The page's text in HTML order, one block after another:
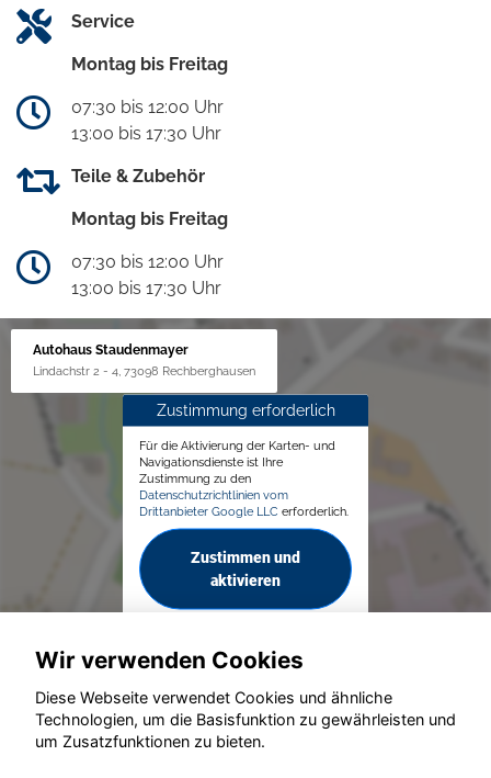
Service
Montag bis Freitag
07:30 bis 12:00 Uhr
13:00 bis 17:30 Uhr
Teile & Zubehör
Montag bis Freitag
07:30 bis 12:00 Uhr
13:00 bis 17:30 Uhr
Autohaus Staudenmayer
Lindachstr 2 - 4, 73098 Rechberghausen
Zustimmung erforderlich
Für die Aktivierung der Karten- und
Navigationsdienste ist Ihre
Zustimmung zu den
Datenschutzrichtlinien vom
Drittanbieter Google LLC erforderlich.
Zustimmen und
aktivieren
© konjunkturmotor.de GmbH 2020 - 2026
Wir verwenden Cookies
Diese Webseite verwendet Cookies und ähnliche
Technologien, um die Basisfunktion zu gewährleisten und
um Zusatzfunktionen zu bieten.